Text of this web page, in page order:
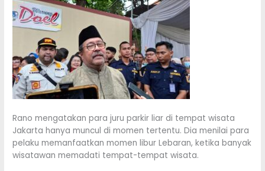
Rano mengatakan para juru parkir liar di tempat wisata
Jakarta hanya muncul di momen tertentu. Dia menilai para
pelaku memanfaatkan momen libur Lebaran, ketika banyak
wisatawan memadati tempat-tempat wisata.